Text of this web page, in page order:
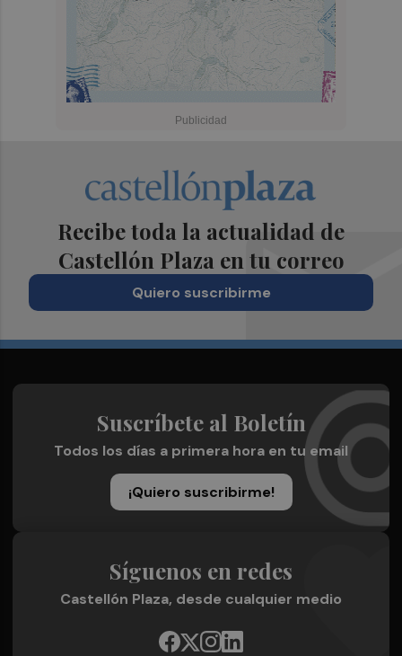
Recibe toda la actualidad de
Castellón Plaza en tu correo
Quiero suscribirme
Suscríbete al Boletín
Todos los días a primera hora en tu email
¡Quiero suscribirme!
Síguenos en redes
Castellón Plaza, desde cualquier medio